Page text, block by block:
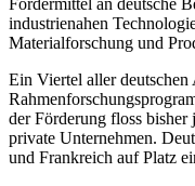
industrienahen
Materialforschung und
Ein Viertel aller
der Förderung floss
private Unternehmen.
und Frankreich auf Platz